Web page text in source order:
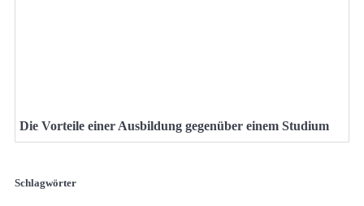
Die Vorteile einer Ausbildung gegenüber einem Studium
Schlagwörter